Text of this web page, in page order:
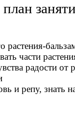
растения-
части
радости от
и репу, знать